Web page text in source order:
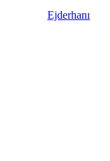
Ejderhanı